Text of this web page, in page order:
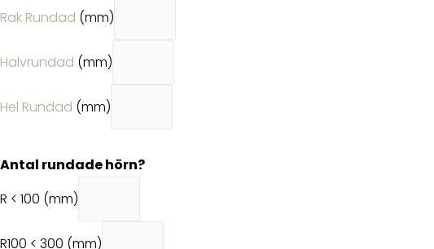
Rak Rundad (mm)
Halvrundad (mm)
Hel Rundad (mm)
Antal rundade hörn?
R < 100 (mm)
R100 < 300 (mm)